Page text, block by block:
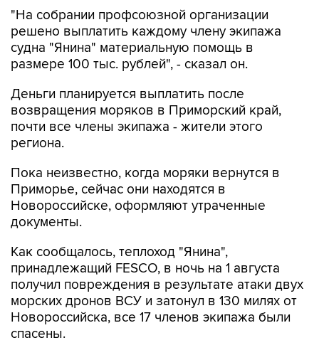
"На собрании профсоюзной организации
решено выплатить каждому члену экипажа
судна "Янина" материальную помощь в
размере 100 тыс. рублей", - сказал он.
Деньги планируется выплатить после
возвращения моряков в Приморский край,
почти все члены экипажа - жители этого
региона.
Пока неизвестно, когда моряки вернутся в
Приморье, сейчас они находятся в
Новороссийске, оформляют утраченные
документы.
Как сообщалось, теплоход "Янина",
принадлежащий FESCO, в ночь на 1 августа
получил повреждения в результате атаки двух
морских дронов ВСУ и затонул в 130 милях от
Новороссийска, все 17 членов экипажа были
спасены.